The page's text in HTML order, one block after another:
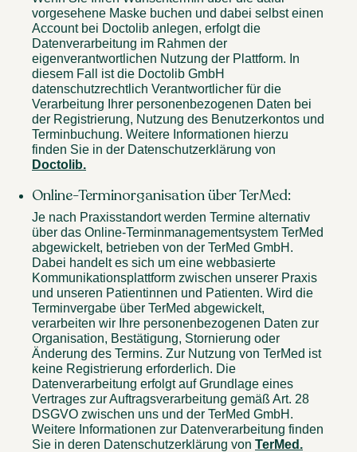
vorgesehene Maske buchen und dabei selbst einen
Account bei Doctolib anlegen, erfolgt die
Datenverarbeitung im Rahmen der
eigenverantwortlichen Nutzung der Plattform. In
diesem Fall ist die Doctolib GmbH
datenschutzrechtlich Verantwortlicher für die
Verarbeitung Ihrer personenbezogenen Daten bei
der Registrierung, Nutzung des Benutzerkontos und
Terminbuchung. Weitere Informationen hierzu
finden Sie in der Datenschutzerklärung von
Doctolib.
Online-Terminorganisation über TerMed:
Je nach Praxisstandort werden Termine alternativ
über das Online-Terminmanagementsystem TerMed
abgewickelt, betrieben von der TerMed GmbH.
Dabei handelt es sich um eine webbasierte
Kommunikationsplattform zwischen unserer Praxis
und unseren Patientinnen und Patienten. Wird die
Terminvergabe über TerMed abgewickelt,
verarbeiten wir Ihre personenbezogenen Daten zur
Organisation, Bestätigung, Stornierung oder
Änderung des Termins. Zur Nutzung von TerMed ist
keine Registrierung erforderlich. Die
Datenverarbeitung erfolgt auf Grundlage eines
Vertrages zur Auftragsverarbeitung gemäß Art. 28
DSGVO zwischen uns und der TerMed GmbH.
Weitere Informationen zur Datenverarbeitung finden
Sie in deren Datenschutzerklärung von TerMed.